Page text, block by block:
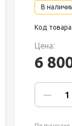
В
Код
Цена:
6